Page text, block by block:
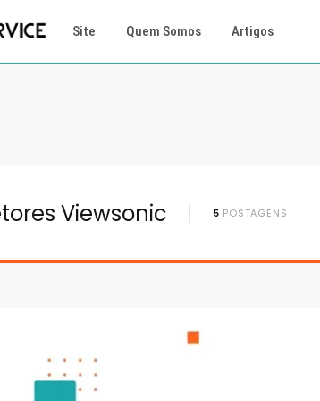
Site Quem Somos Artigos
Viewsonic 5 POSTAGENS